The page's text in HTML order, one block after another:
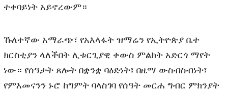
ተቀባይነት አይኖረውም።
ኹለተኛው አማራጭ፣ የአእላፋት ዝማሬን የኢትዮጵያ ቤተ
ክርስቲያን ላለችበት ሊቱርጊያዊ ቀውስ ምልክት አድርጎ ማየት
ነው። የሰዓታት ጸሎት በቋንቋ ባዕድነት፣ በዜማ ውስብስብነት፣
የምእመናንን ኑሮ ከግምት ባላስገባ የሰዓት መርሐ ግብር ምክንያት